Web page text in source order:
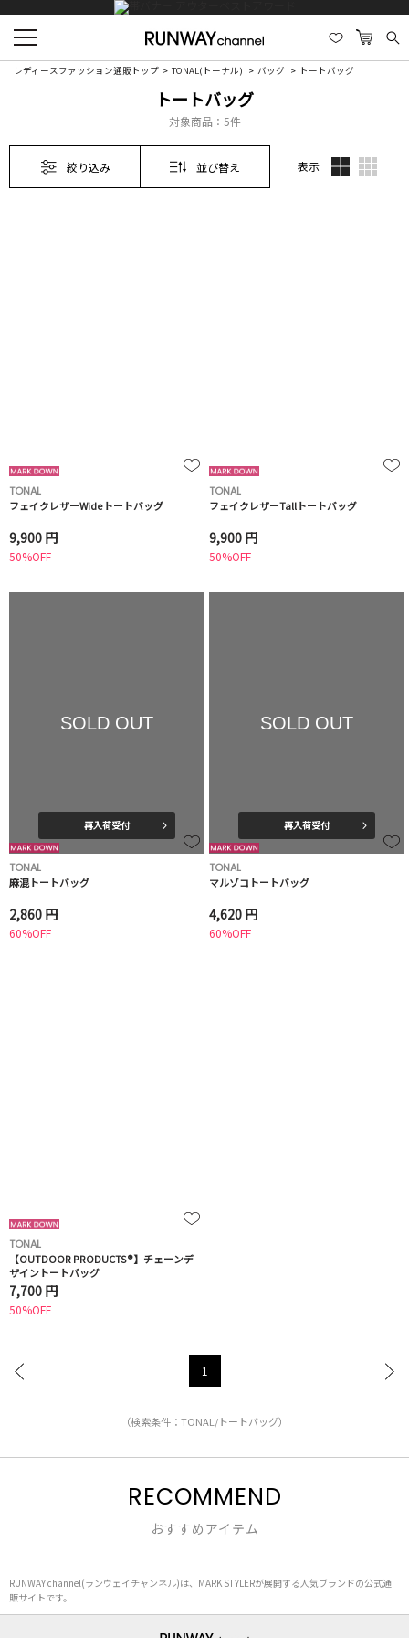
レディースファッション通販トップ TONAL(トーナル) バッグ トートバッグ
トートバッグ
対象商品： 5件
絞り込み 並び替え 表示
TONAL
フェイクレザーWideトートバッグ
9,900 円
50%OFF
TONAL
フェイクレザーTallトートバッグ
9,900 円
50%OFF
SOLD OUT
再入荷受付
TONAL
麻混トートバッグ
2,860 円
60%OFF
SOLD OUT
再入荷受付
TONAL
マルゾコトートバッグ
4,620 円
60%OFF
TONAL
【OUTDOOR PRODUCTS®︎】チェーンデ
ザイントートバッグ
7,700 円
50%OFF
1
（検索条件：TONAL/トートバッグ）
RECOMMEND
おすすめアイテム
RUNWAY channel(ランウェイチャンネル)は、MARK STYLERが展開する人気ブランドの公式通
販サイトです。